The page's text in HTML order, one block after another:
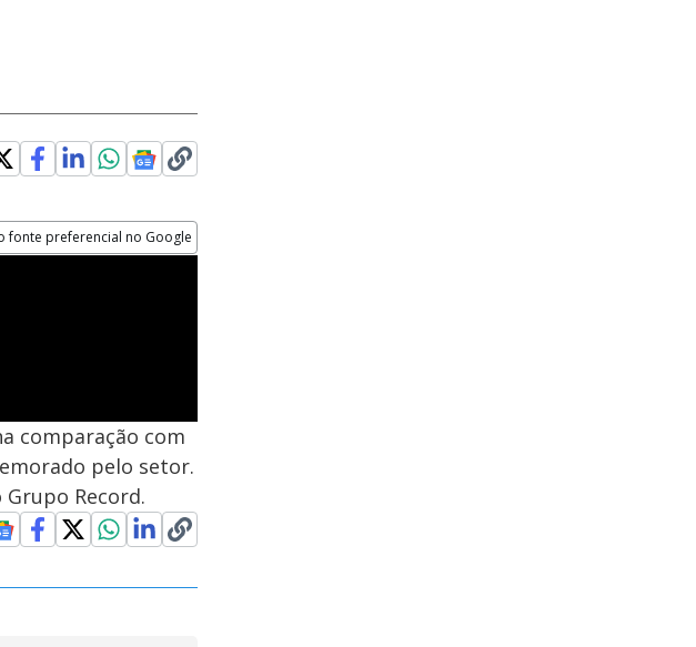
fonte preferencial no Google
comparação com
pelo setor.
Record.